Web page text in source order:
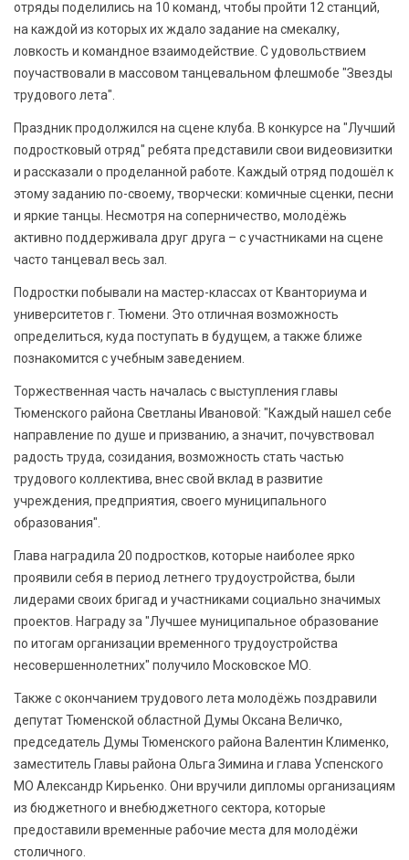
отряды поделились на 10 команд, чтобы пройти 12 станций,
на каждой из которых их ждало задание на смекалку,
ловкость и командное взаимодействие. С удовольствием
поучаствовали в массовом танцевальном флешмобе "Звезды
трудового лета".
Праздник продолжился на сцене клуба. В конкурсе на "Лучший
подростковый отряд" ребята представили свои видеовизитки
и рассказали о проделанной работе. Каждый отряд подошёл к
этому заданию по-своему, творчески: комичные сценки, песни
и яркие танцы. Несмотря на соперничество, молодёжь
активно поддерживала друг друга – с участниками на сцене
часто танцевал весь зал.
Подростки побывали на мастер-классах от Кванториума и
университетов г. Тюмени. Это отличная возможность
определиться, куда поступать в будущем, а также ближе
познакомится с учебным заведением.
Торжественная часть началась с выступления главы
Тюменского района Светланы Ивановой: "Каждый нашел себе
направление по душе и призванию, а значит, почувствовал
радость труда, созидания, возможность стать частью
трудового коллектива, внес свой вклад в развитие
учреждения, предприятия, своего муниципального
образования".
Глава наградила 20 подростков, которые наиболее ярко
проявили себя в период летнего трудоустройства, были
лидерами своих бригад и участниками социально значимых
проектов. Награду за "Лучшее муниципальное образование
по итогам организации временного трудоустройства
несовершеннолетних" получило Московское МО.
Также с окончанием трудового лета молодёжь поздравили
депутат Тюменской областной Думы Оксана Величко,
председатель Думы Тюменского района Валентин Клименко,
заместитель Главы района Ольга Зимина и глава Успенского
МО Александр Кирьенко. Они вручили дипломы организациям
из бюджетного и внебюджетного сектора, которые
предоставили временные рабочие места для молодёжи
столичного.